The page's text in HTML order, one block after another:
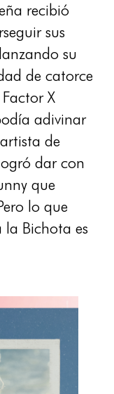
recibió
sus
su
de catorce
X
adivinar
de
dar con
que
lo que
la Bichota es